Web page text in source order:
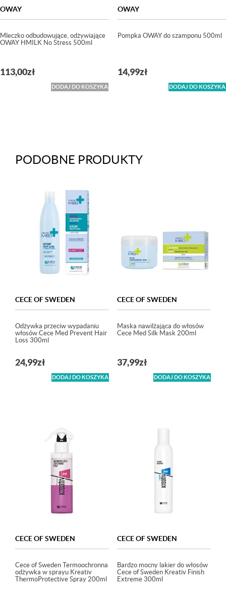
OWAY
Mleczko odbudowujące, odżywiające
OWAY HMILK No Stress 500ml
113,00zł
DODAJ DO KOSZYKA
OWAY
Pompka OWAY do szamponu 500ml
14,99zł
DODAJ DO KOSZYKA
PODOBNE PRODUKTY
CECE OF SWEDEN
Odżywka przeciw wypadaniu
włosów Cece Med Prevent Hair
Loss 300ml
24,99zł
DODAJ DO KOSZYKA
CECE OF SWEDEN
Maska nawilżająca do włosów
Cece Med Silk Mask 200ml
37,99zł
DODAJ DO KOSZYKA
CECE OF SWEDEN
Cece of Sweden Termoochronna
odżywka w sprayu Kreativ
ThermoProtective Spray 200ml
CECE OF SWEDEN
Bardzo mocny lakier do włosów
Cece of Sweden Kreativ Finish
Extreme 300ml